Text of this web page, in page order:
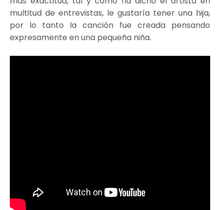
multitud de entrevistas, le gustaría tener una hija,
por lo tanto la canción fue creada pensando
expresamente en una pequeña niña.